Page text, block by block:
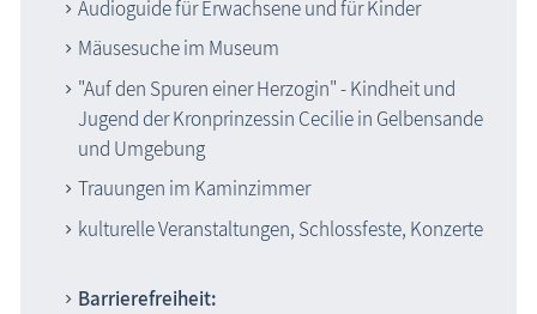
Audioguide für Erwachsene und für Kinder
Mäusesuche im Museum
"Auf den Spuren einer Herzogin" - Kindheit und
Jugend der Kronprinzessin Cecilie in Gelbensande
und Umgebung
Trauungen im Kaminzimmer
kulturelle Veranstaltungen, Schlossfeste, Konzerte
Barrierefreiheit: